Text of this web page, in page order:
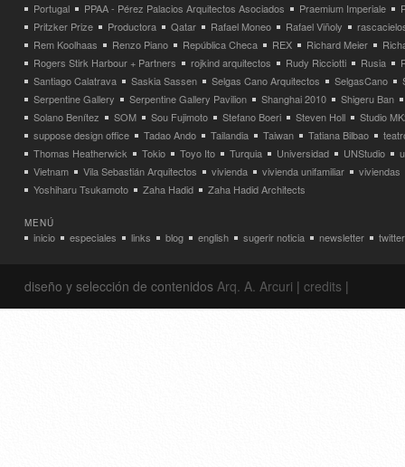
Portugal
PPAA - Pérez Palacios Arquitectos Asociados Praemium Imperiale
Pritzker Prize
Productora Qatar Rafael Moneo Rafael Viñoly
Rem Koolhaas
Renzo Piano República Checa REX Richard Meier
Rogers Stirk Harbour + Partners
rojkind arquitectos Rudy Ricciotti Rusia
Santiago Calatrava
Saskia Sassen Selgas Cano Arquitectos SelgasCano
Serpentine Gallery
Serpentine Gallery Pavilion Shanghai 2010
Shigeru Ban
Solano Benítez
SOM Sou Fujimoto Stefano Boeri Steven Holl
Studio
suppose design office
Tadao Ando Tailandia Taiwan Tatiana Bilbao
Thomas Heatherwick
Tokio Toyo Ito Turquia Universidad UNStudio
Vietnam
Vila Sebastián Arquitectos vivienda vivienda unifamiliar
viviendas
Yoshiharu Tsukamoto
Zaha Hadid Zaha Hadid Architects
MENÚ
inicio especiales links blog english sugerir noticia newsletter twitter
diseño y selección de contenidos Arq. A. Arcuri | credits |